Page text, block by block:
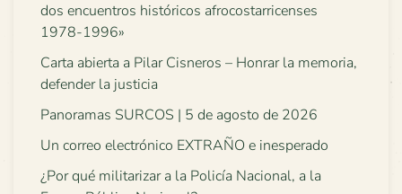
dos encuentros históricos afrocostarricenses
1978-1996»
Carta abierta a Pilar Cisneros – Honrar la memoria,
defender la justicia
Panoramas SURCOS | 5 de agosto de 2026
Un correo electrónico EXTRAÑO e inesperado
¿Por qué militarizar a la Policía Nacional, a la